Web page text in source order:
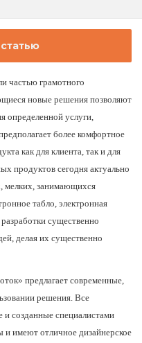
частью грамотного
новые решения позволяют
определенной услуги,
более комфортное
как для клиента, так и для
продуктов сегодня актуально
мелких, занимающихся
табло, электронная
существенно
делая их существенно
» предлагает современные,
решения. Все
и созданные специалистами
имеют отличное дизайнерское